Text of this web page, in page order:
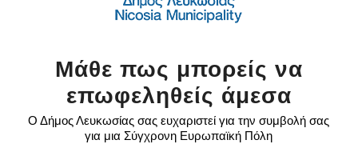
Μάθε πως μπορείς να
επωφεληθείς άμεσα
Ο Δήμος Λευκωσίας σας ευχαριστεί για την συμβολή σας
για μια Σύγχρονη Ευρωπαϊκή Πόλη